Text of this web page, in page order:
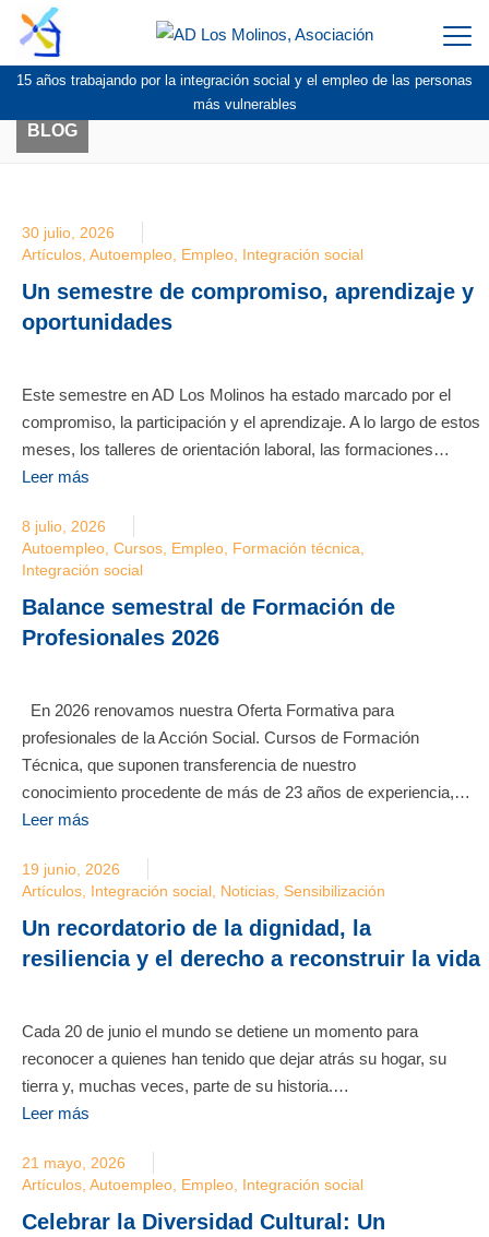
15 años trabajando por la integración social y el empleo de las personas
más vulnerables
BLOG
30 julio, 2026
Artículos Autoempleo Empleo Integración social
Un semestre de compromiso, aprendizaje y
oportunidades
Este semestre en AD Los Molinos ha estado marcado por el
compromiso, la participación y el aprendizaje. A lo largo de estos
meses, los talleres de orientación laboral, las formaciones…
Leer más
8 julio, 2026
Autoempleo Cursos Empleo Formación técnica
Integración social
Balance semestral de Formación de
Profesionales 2026
En 2026 renovamos nuestra Oferta Formativa para
profesionales de la Acción Social. Cursos de Formación
Técnica, que suponen transferencia de nuestro
conocimiento procedente de más de 23 años de experiencia,…
Leer más
19 junio, 2026
Artículos Integración social Noticias Sensibilización
Un recordatorio de la dignidad, la
resiliencia y el derecho a reconstruir la vida
Cada 20 de junio el mundo se detiene un momento para
reconocer a quienes han tenido que dejar atrás su hogar, su
tierra y, muchas veces, parte de su historia.…
Leer más
21 mayo, 2026
Artículos Autoempleo Empleo Integración social
Celebrar la Diversidad Cultural: Un